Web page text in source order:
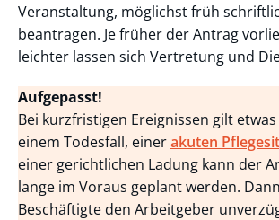
Veranstaltung, möglichst früh
beantragen. Je früher der Antrag
leichter lassen sich Vertretung und
Aufgepasst!
Bei kurzfristigen Ereignissen gilt
einem Todesfall, einerakuten
einer gerichtlichen Ladung kann der
lange im Voraus geplant werden.
Beschäftigte den Arbeitgeber